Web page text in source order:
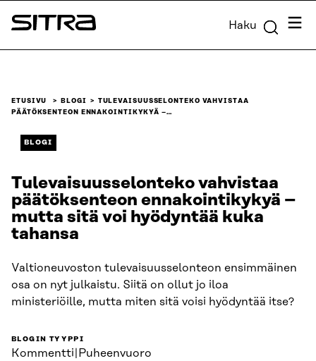
Siirry
suoraan
Sitra Haku
ETUSIVU BLOGI
TULEVAISUUSSELONTEKO VAHVISTAA
PÄÄTÖKSENTEON ENNAKOINTIKYKYÄ –…
BLOGI
Tulevaisuusselonteko vahvistaa
päätöksenteon ennakointikykyä –
mutta sitä voi hyödyntää kuka
tahansa
Valtioneuvoston tulevaisuusselonteon ensimmäinen
osa on nyt julkaistu. Siitä on ollut jo iloa
ministeriöille, mutta miten sitä voisi hyödyntää itse?
BLOGIN TYYPPI
Kommentti|Puheenvuoro